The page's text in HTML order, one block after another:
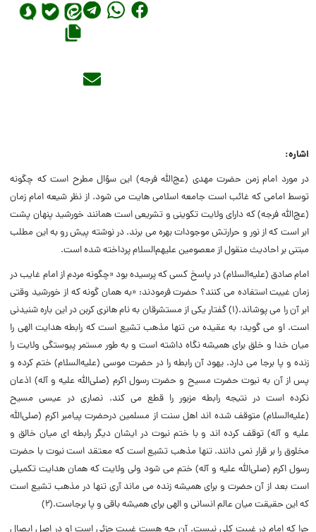
اشاره:
در مورد امام زمن حضرت مهدی (عج‌الله فرجه) این سؤال مطرح است که چگونه
توسط امامی که غائب است جامعه اسلامی هایت می شود. از نظر شیعه امام زمان
(عج‌الله فرجه) که دارای ولایت تکوینی و تشریعی است همانند خورشید پنهان پشت
ابر است که از نور و حرارتش موجودات بهره می برند. در نوشته پیش رو به این مطلب
مبتنی بر احادیث منقول از معصومین علیهم‌السلام پرداخته شده است.
امام صادق (علیه‌السلام) در پاسخ کسی که پرسیده بود «چگونه مردم از امام غایب در
زمان غیبت استفاده می کنند؟ حضرت فرمودند: «به همان گونه که از خورشید وقتی
ابر آن را می پوشاند.(۱) گفتار یکی از مستشرقان به نام هانری کربن در این باره شنیدنی
است. او می گوید: به عقیده من تنها مذهب تشیع است که رابطه هدایت الهی را
میان خدا و خلق برای همیشه نگاه داشته است و به طور مستمر پیوستگی ولایت را
زنده و پا برجا می دارد. یهود آن رابطه را در حضرت موسی (علیه‌السلام) ختم کرده و
پس از آن به نبوت حضرت مسیح و حضرت رسول اکرم (صلی‌الله علیه و آله) اذعان
نکرده است در نتیجه رابطه مزبور را قطع می کند. نصاری در عیسی مسیح
(علیه‌السلام) متوقف شده اند اهل سنت از مسلمین درحضرت پیامبر اکرم (صلی‌الله
علیه و آله) توقف کرده اند و با ختم نبوت در ایشان دیگر رابطه ای میان خالق و
مخلوق را بر قرار نمی دانند. تنها مذهب تشیع است که معتقد است نبوت با حضرت
رسول اکرم (صلی‌الله علیه و آله) ختم می شود ولی ولایت که همان هدایت تکمیلی
است بعد از آن حضرت و برای همیشه زنده می ماند آری تنها در مذهب تشیع است
که این حقیقت میان عالم انسانی و الهی برای همیشه باقی و پا برجاست.(۲)